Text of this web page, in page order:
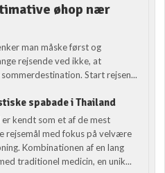
øhop nær
man måske først og
rejsende ved ikke, at
Start rejsen...
spabade i Thailand
er kendt som et af de mest
rejsemål med fokus på velvære
Kombinationen af en lang
traditionel medicin, en unik...